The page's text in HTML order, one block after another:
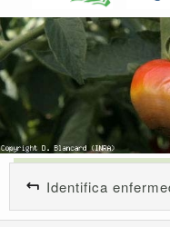
Identifica